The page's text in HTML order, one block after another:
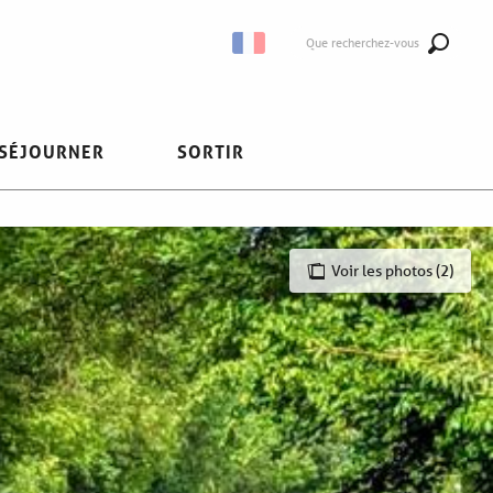
Que recherchez-vous
SORTIR
Voir les photos (2)